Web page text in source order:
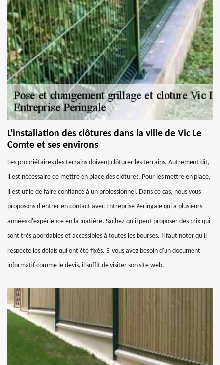
L'installation des clôtures dans la ville de Vic Le
Comte et ses environs
Les propriétaires des terrains doivent clôturer les terrains. Autrement dit,
il est nécessaire de mettre en place des clôtures. Pour les mettre en place,
il est utile de faire confiance à un professionnel. Dans ce cas, nous vous
proposons d'entrer en contact avec Entreprise Peringale qui a plusieurs
années d'expérience en la matière. Sachez qu'il peut proposer des prix qui
sont très abordables et accessibles à toutes les bourses. Il faut noter qu'il
respecte les délais qui ont été fixés. Si vous avez besoin d'un document
informatif comme le devis, il suffit de visiter son site web.